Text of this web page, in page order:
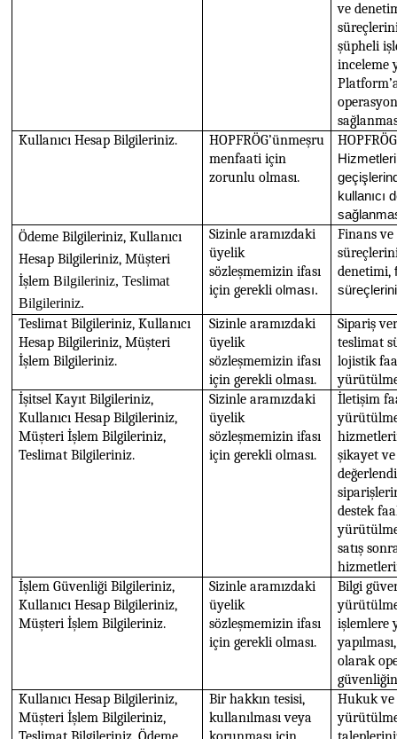
ve
şüpheli
inceleme
Kullanıcı Hesap Bilgileriniz.
HOPFRÖG’ünmeşru
menfaati için
zorunlu olması.
kullanıcı
Ödeme Bilgileriniz, Kullanıcı
Hesap Bilgileriniz, Müşteri
İşlemBilgileriniz, Teslimat
Bilgileriniz.
Sizinle aramızdaki
üyelik
sözleşmemizin ifası
için gerekli o lması.
Finans
denetimi,
Teslimat Bilgileriniz, Kullanıcı
Hesap Bilgileriniz, Müşteri
İşlem Bilgileriniz.
Sizinle aramızdaki
üyelik
sözleşmemizin ifası
için gerekli olması.
Sipariş
teslimat
lojistik
İşitsel Kayıt Bilgileriniz,
Kullanıcı Hesap Bilgileriniz,
Müşteri İşlem Bilgileriniz,
Teslimat Bilgileriniz.
Sizinle aramızdaki
üyelik
sözleşmemizin ifası
için gerekli olması.
İletişim
şikayet
destek
satış
İşlem Güvenliği Bilgileriniz,
Kullanıcı Hesap Bilgileriniz,
Müşteri İşlem Bilgileriniz.
Sizinle aramızdaki
üyelik
sözleşmemizin ifası
için gerekli olması.
Bilgi
işlemlere
olarak
Kullanıcı Hesap Bilgileriniz,
Müşteri İşlem Bilgileriniz,
Bir hakkın tesisi,
kullanılması veya
Hukuk